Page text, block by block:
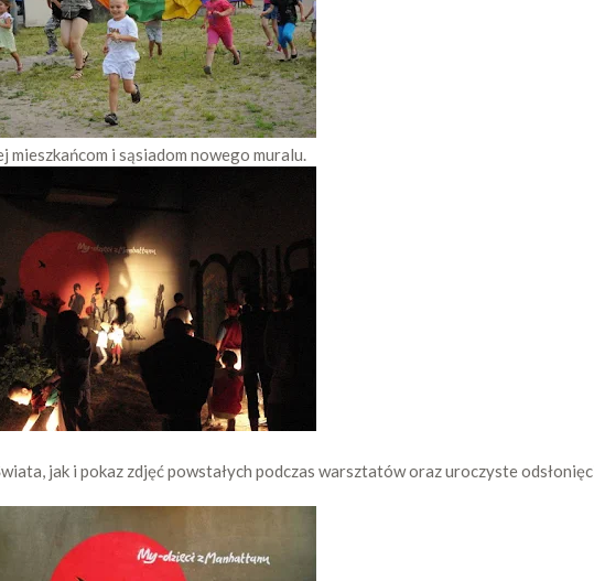
i sąsiadom nowego muralu.
jak i pokaz zdjęć powstałych podczas warsztatów oraz uroczyste